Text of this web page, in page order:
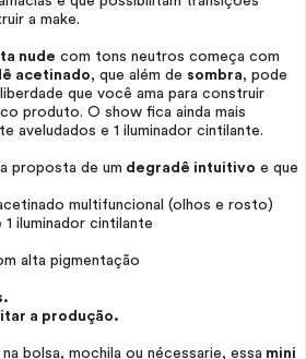
a make.
nude com tons neutros começa com
acetinado, que além de sombra, pode
que você ama para construir
produto. O show fica ainda mais
aveludados e 1 iluminador cintilante.
proposta de um degradê intuitivo e que
multifuncional (olhos e rosto)
iluminador cintilante
alta pigmentação
a produção.
bolsa, mochila ou nécessarie, essa mini